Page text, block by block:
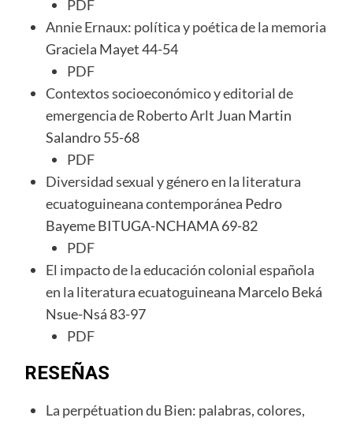
PDF
Annie Ernaux: política y poética de la memoria
Graciela Mayet 44-54
PDF
Contextos socioeconómico y editorial de
emergencia de Roberto Arlt Juan Martin
Salandro 55-68
PDF
Diversidad sexual y género en la literatura
ecuatoguineana contemporánea Pedro
Bayeme BITUGA-NCHAMA 69-82
PDF
El impacto de la educación colonial española
en la literatura ecuatoguineana Marcelo Beká
Nsue-Nsá 83-97
PDF
RESEÑAS
La perpétuation du Bien: palabras, colores,